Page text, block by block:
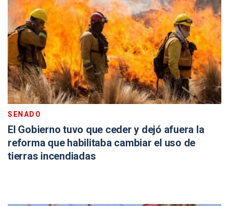
SENADO
El Gobierno tuvo que ceder y dejó afuera la
reforma que habilitaba cambiar el uso de
tierras incendiadas